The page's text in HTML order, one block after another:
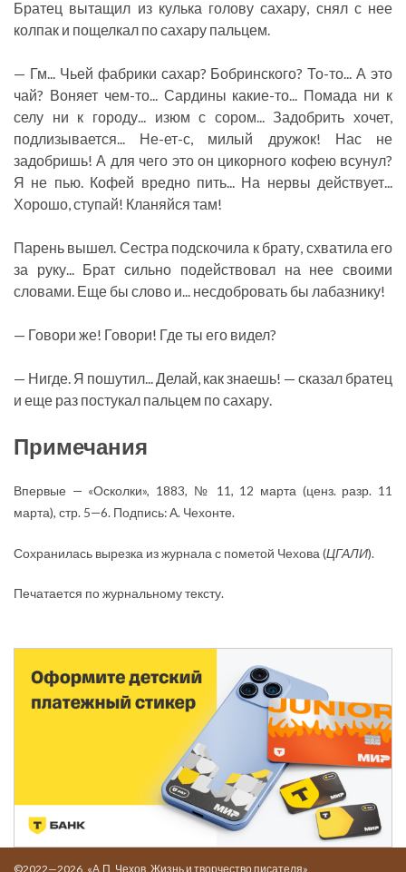
Братец вытащил из кулька голову сахару, снял с нее
колпак и пощелкал по сахару пальцем.
— Гм... Чьей фабрики сахар? Бобринского? То-то... А это
чай? Воняет чем-то... Сардины какие-то... Помада ни к
селу ни к городу... изюм с сором... Задобрить хочет,
подлизывается... Не-ет-с, милый дружок! Нас не
задобришь! А для чего это он цикорного кофею всунул?
Я не пью. Кофей вредно пить... На нервы действует...
Хорошо, ступай! Кланяйся там!
Парень вышел. Сестра подскочила к брату, схватила его
за руку... Брат сильно подействовал на нее своими
словами. Еще бы слово и... несдобровать бы лабазнику!
— Говори же! Говори! Где ты его видел?
— Нигде. Я пошутил... Делай, как знаешь! — сказал братец
и еще раз постукал пальцем по сахару.
Примечания
Впервые — «Осколки», 1883, № 11, 12 марта (ценз. разр. 11
марта), стр. 5—6. Подпись: А. Чехонте.
Сохранилась вырезка из журнала с пометой Чехова (ЦГАЛИ).
Печатается по журнальному тексту.
©2022—2026. «А.П. Чехов. Жизнь и творчество писателя»